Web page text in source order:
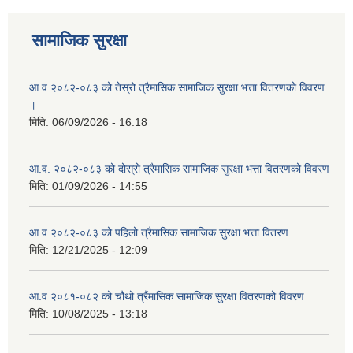
सामाजिक सुरक्षा
आ.व २०८२-०८३ को तेस्रो त्रैमासिक सामाजिक सुरक्षा भत्ता वितरणको विवरण
।
मिति: 06/09/2026 - 16:18
आ.व. २०८२-०८३ को दोस्रो त्रैमासिक सामाजिक सुरक्षा भत्ता वितरणको विवरण
मिति: 01/09/2026 - 14:55
आ.व २०८२-०८३ को पहिलो त्रैमासिक सामाजिक सुरक्षा भत्ता वितरण
मिति: 12/21/2025 - 12:09
आ.व २०८१-०८२ को चौथो त्रैंमासिक सामाजिक सुरक्षा वितरणको विवरण
मिति: 10/08/2025 - 13:18